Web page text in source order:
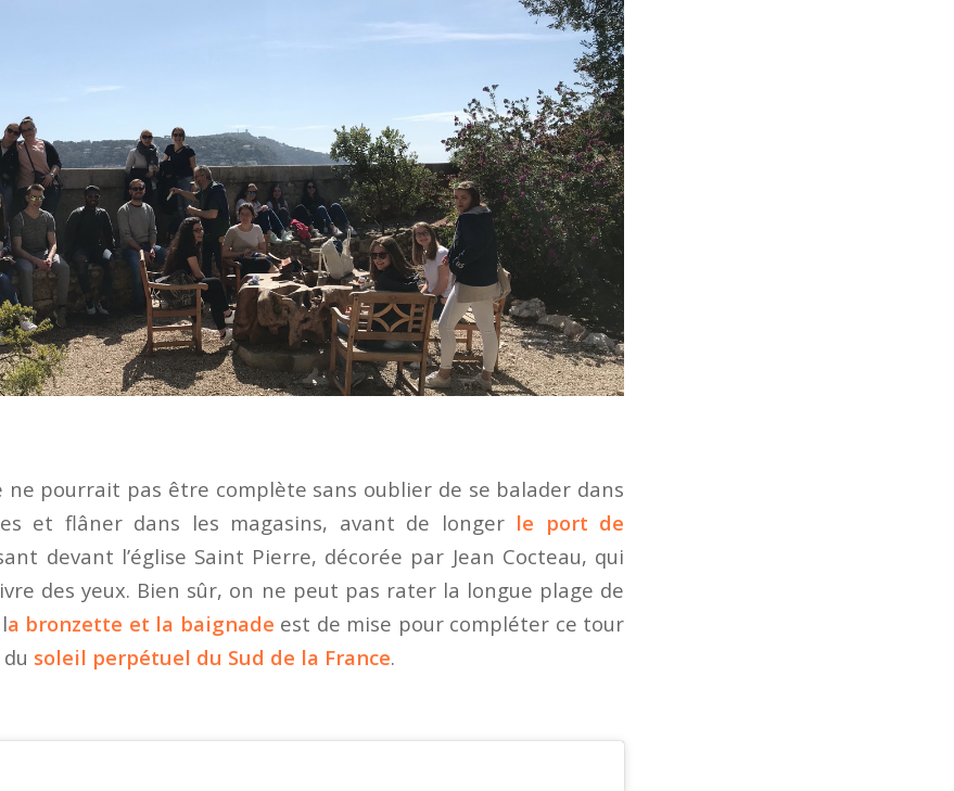
ne pourrait pas être complète sans oublier de se balader dans
et flâner dans les magasins, avant de longer le port de
devant l’église Saint Pierre, décorée par Jean Cocteau, qui
des yeux. Bien sûr, on ne peut pas rater la longue plage de
a bronzette et la baignade est de mise pour compléter ce tour
soleil perpétuel du Sud de la France.